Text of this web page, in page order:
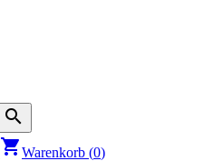
search
shopping_cartWarenkorb (0)